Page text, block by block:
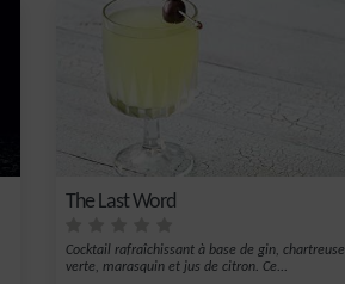
The Last Word
Cocktail rafraîchissant à base de gin, chartreuse
verte, marasquin et jus de citron. Ce...